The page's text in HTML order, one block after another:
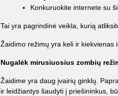
Konkuruokite internete su
Tai yra pagrindinė veikla, kurią
Žaidimo režimų yra keli ir kiekvienas
Nugalėk mirusiuosius zombių
Žaidime yra daug įvairių ginklų.
ir leidžiantys šaudyti į priešininkus,